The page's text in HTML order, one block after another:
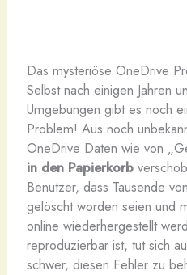
Das mysteriöse OneDrive
Selbst nach einigen Jahren
Umgebungen gibt es noch
Problem! Aus noch
OneDrive Daten wie von
in den Papierkorb
Benutzer, dass Tausende
gelöscht worden seien und
online wiederhergestellt
reproduzierbar ist, tut sich
schwer, diesen Fehler zu